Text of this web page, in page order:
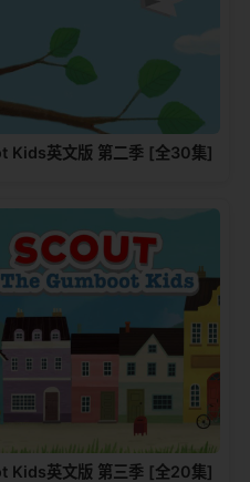
Kids英文版 第二季 [全30集]
Kids英文版 第三季 [全20集]